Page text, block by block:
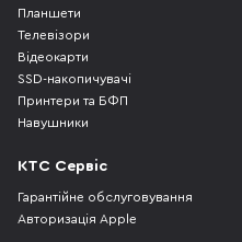
Планшети
Телевізори
Відеокарти
SSD-накопичувачі
Принтери та БФП
Навушники
КТС Сервіс
Гарантійне обслуговування
Авторизація Apple